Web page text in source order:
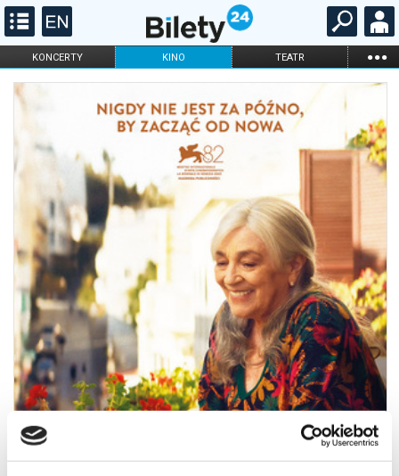
KONCERTY KINO TEATR ...
FILHARMONIA OPERA I BALET
ONLINE KARNETY